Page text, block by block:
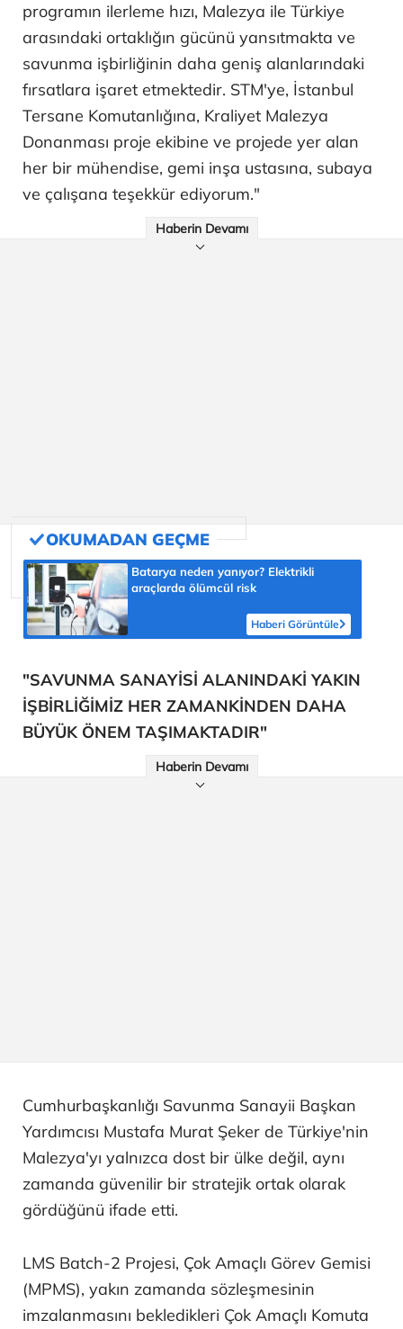
programın ilerleme hızı, Malezya ile Türkiye
arasındaki ortaklığın gücünü yansıtmakta ve
savunma işbirliğinin daha geniş alanlarındaki
fırsatlara işaret etmektedir. STM'ye, İstanbul
Tersane Komutanlığına, Kraliyet Malezya
Donanması proje ekibine ve projede yer alan
her bir mühendise, gemi inşa ustasına, subaya
ve çalışana teşekkür ediyorum."
Haberin Devamı
Batarya neden yanıyor? Elektrikli
araçlarda ölümcül risk
Haberi Görüntüle
"SAVUNMA SANAYİSİ ALANINDAKİ YAKIN
İŞBİRLİĞİMİZ HER ZAMANKİNDEN DAHA
BÜYÜK ÖNEM TAŞIMAKTADIR"
Haberin Devamı
Cumhurbaşkanlığı Savunma Sanayii Başkan
Yardımcısı Mustafa Murat Şeker de Türkiye'nin
Malezya'yı yalnızca dost bir ülke değil, aynı
zamanda güvenilir bir stratejik ortak olarak
gördüğünü ifade etti.
LMS Batch-2 Projesi, Çok Amaçlı Görev Gemisi
(MPMS), yakın zamanda sözleşmesinin
imzalanmasını bekledikleri Çok Amaçlı Komuta